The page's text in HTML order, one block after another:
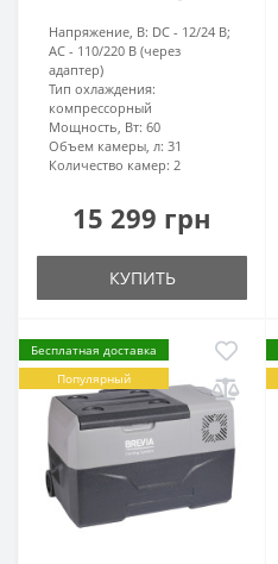
Напряжение, В: DC - 12/24 В;
AC - 110/220 В (через
адаптер)
Тип охлаждения:
компрессорный
Мощность, Вт: 60
Объем камеры, л: 31
Количество камер: 2
15 299 грн
КУПИТЬ
Бесплатная доставка
Популярный